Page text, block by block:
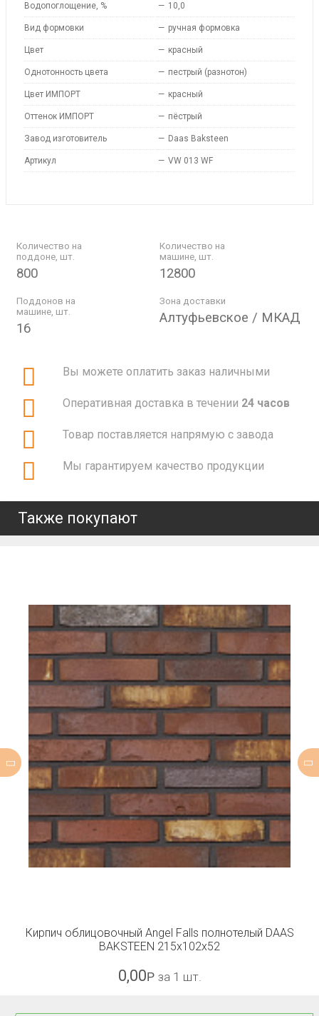
Водопоглощение, % — 10,0
Вид формовки — ручная формовка
Цвет — красный
Однотонность цвета — пестрый (разнотон)
Цвет ИМПОРТ — красный
Оттенок ИМПОРТ — пёстрый
Завод изготовитель — Daas Baksteen
Артикул — VW 013 WF
Количество на
поддоне, шт.
800
Количество на
машине, шт.
12800
Поддонов на
машине, шт.
16
Зона доставки
Алтуфьевское / МКАД
Вы можете оплатить заказ наличными
Оперативная доставка в течении 24 часов
Товар поставляется напрямую с завода
Мы гарантируем качество продукции
Также покупают
Кирпич облицовочный Angel Falls полнотелый DAAS
BAKSTEEN 215x102x52
0,00Р за 1 шт.